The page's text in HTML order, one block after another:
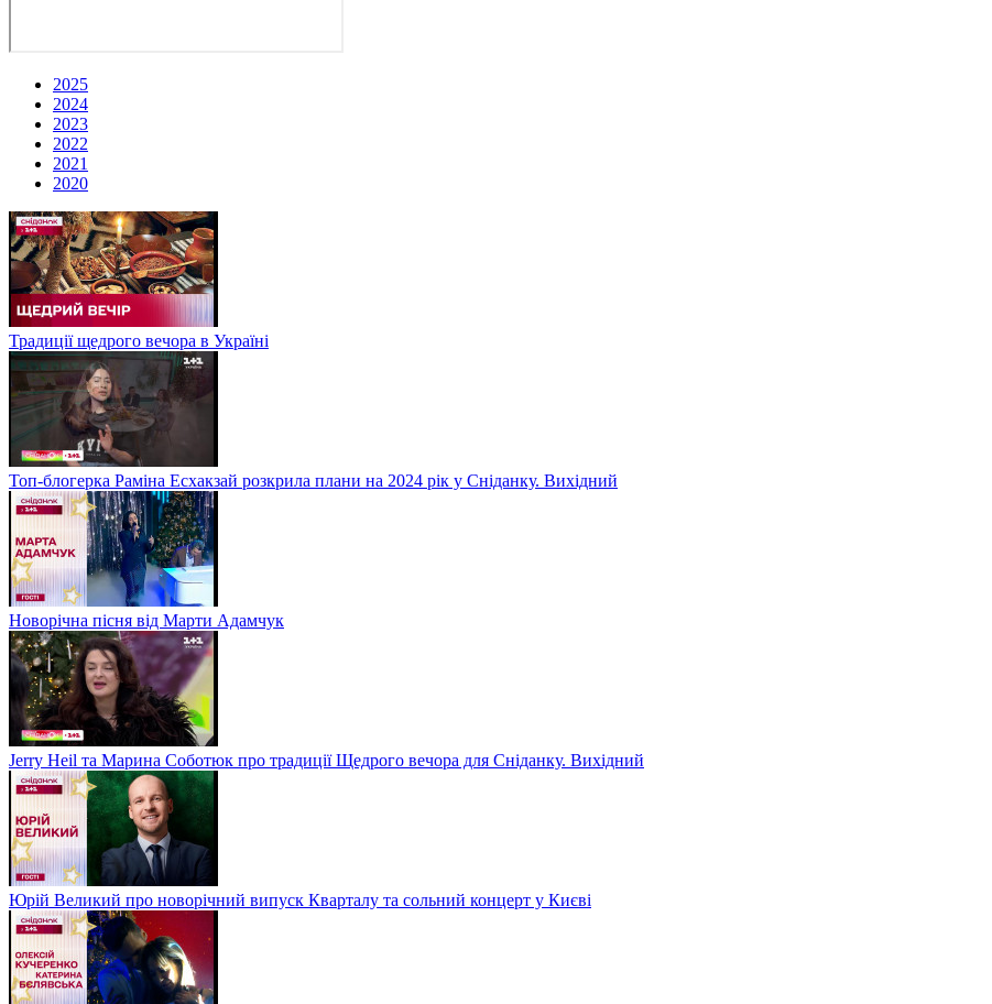
2025
2024
2023
2022
2021
2020
Традиції щедрого вечора в Україні
Топ-блогерка Раміна Есхакзай розкрила плани на 2024 рік у Сніданку. Вихідний
Новорічна пісня від Марти Адамчук
Jerry Heil та Марина Соботюк про традиції Щедрого вечора для Сніданку. Вихідний
Юрій Великий про новорічний випуск Кварталу та сольний концерт у Києві